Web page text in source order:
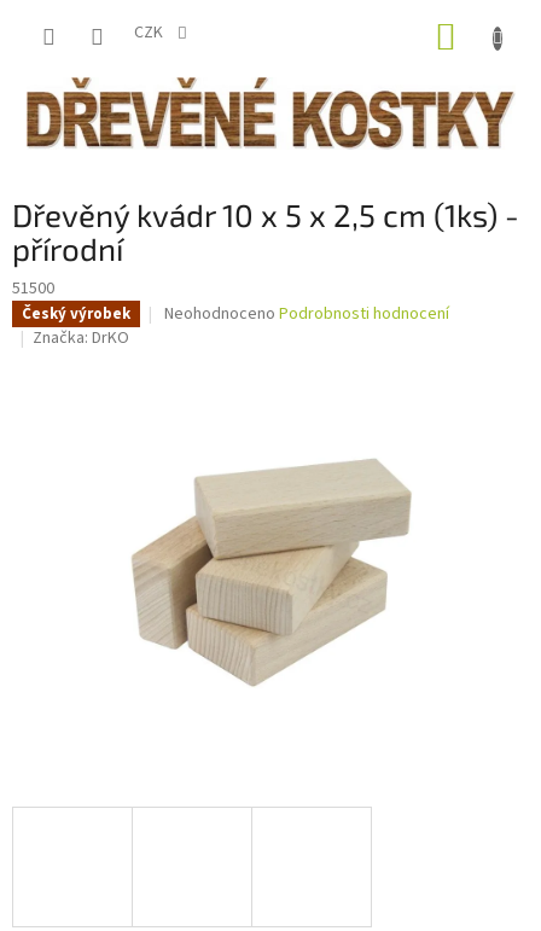
CZK
Dřevěný kvádr 10 x 5 x 2,5 cm (1ks) -
přírodní
51500
Český výrobek
Průměrné
hvězdiček.
Neohodnoceno Podrobnosti hodnocení
Značka: DrKO